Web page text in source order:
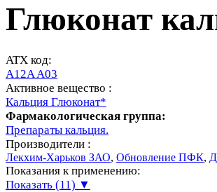
Глюконат
ATX код:
A12A A03
Активное вещество :
Кальция Глюконат*
Фармакологическая группа:
Препараты кальция.
Производители :
Лекхим-Харьков ЗАО, Обновление ПФК,
Показания к применению:
Показать (11) ▼